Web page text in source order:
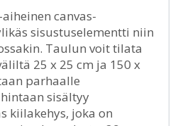
canvas-
sisustuselementti niin
Taulun voit tilata
25 x 25 cm ja 150 x
parhaalle
sisältyy
kiilakehys, joka on